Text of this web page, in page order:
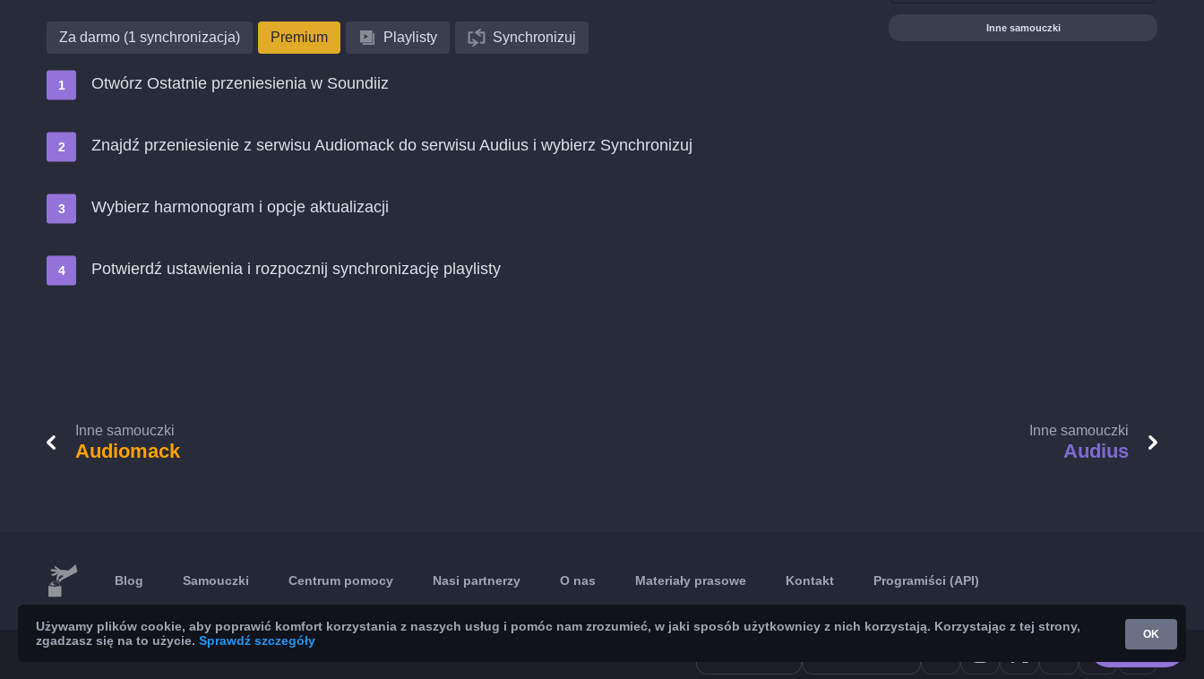
Za darmo (1 synchronizacja) Premium Playlisty Synchronizuj
Otwórz Ostatnie przeniesienia w Soundiiz
Znajdź przeniesienie z serwisu Audiomack do serwisu Audius i wybierz Synchronizuj
Wybierz harmonogram i opcje aktualizacji
Potwierdź ustawienia i rozpocznij synchronizację playlisty
Inne samouczki
Inne samouczki
Audiomack
Inne samouczki
Audius
Blog Samouczki Centrum pomocy Nasi partnerzy O nas Materiały prasowe Kontakt Programiści (API)
Używamy plików cookie, aby poprawić komfort korzystania z naszych usług i pomóc nam zrozumieć, w jaki sposób użytkownicy z nich korzystają. Korzystając z tej strony,
zgadzasz się na to użycie. Sprawdź szczegóły OK